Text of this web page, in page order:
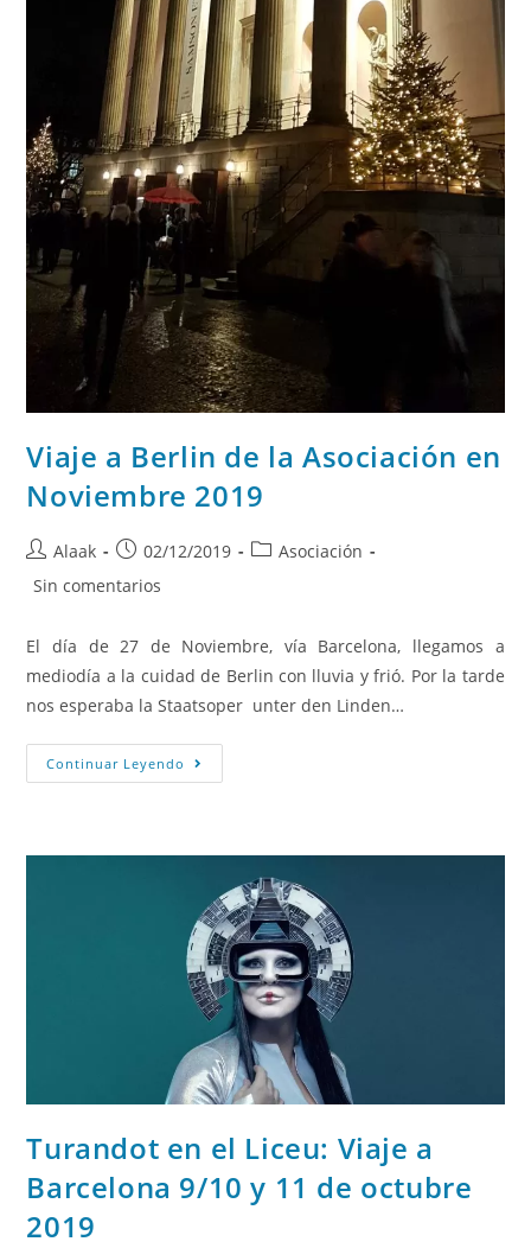
Viaje a Berlin de la Asociación en
Noviembre 2019
Alaak 02/12/2019
Asociación
Sin comentarios
El día de 27 de Noviembre, vía Barcelona, llegamos a
mediodía a la cuidad de Berlin con lluvia y frió. Por la tarde
nos esperaba la Staatsoper unter den Linden…
Continuar Leyendo
Turandot en el Liceu: Viaje a
Barcelona 9/10 y 11 de octubre
2019